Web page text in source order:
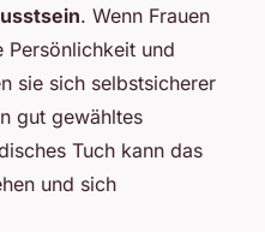
. Wenn Frauen
Persönlichkeit und
sie sich selbstsicherer
gut gewähltes
Tuch kann das
und sich